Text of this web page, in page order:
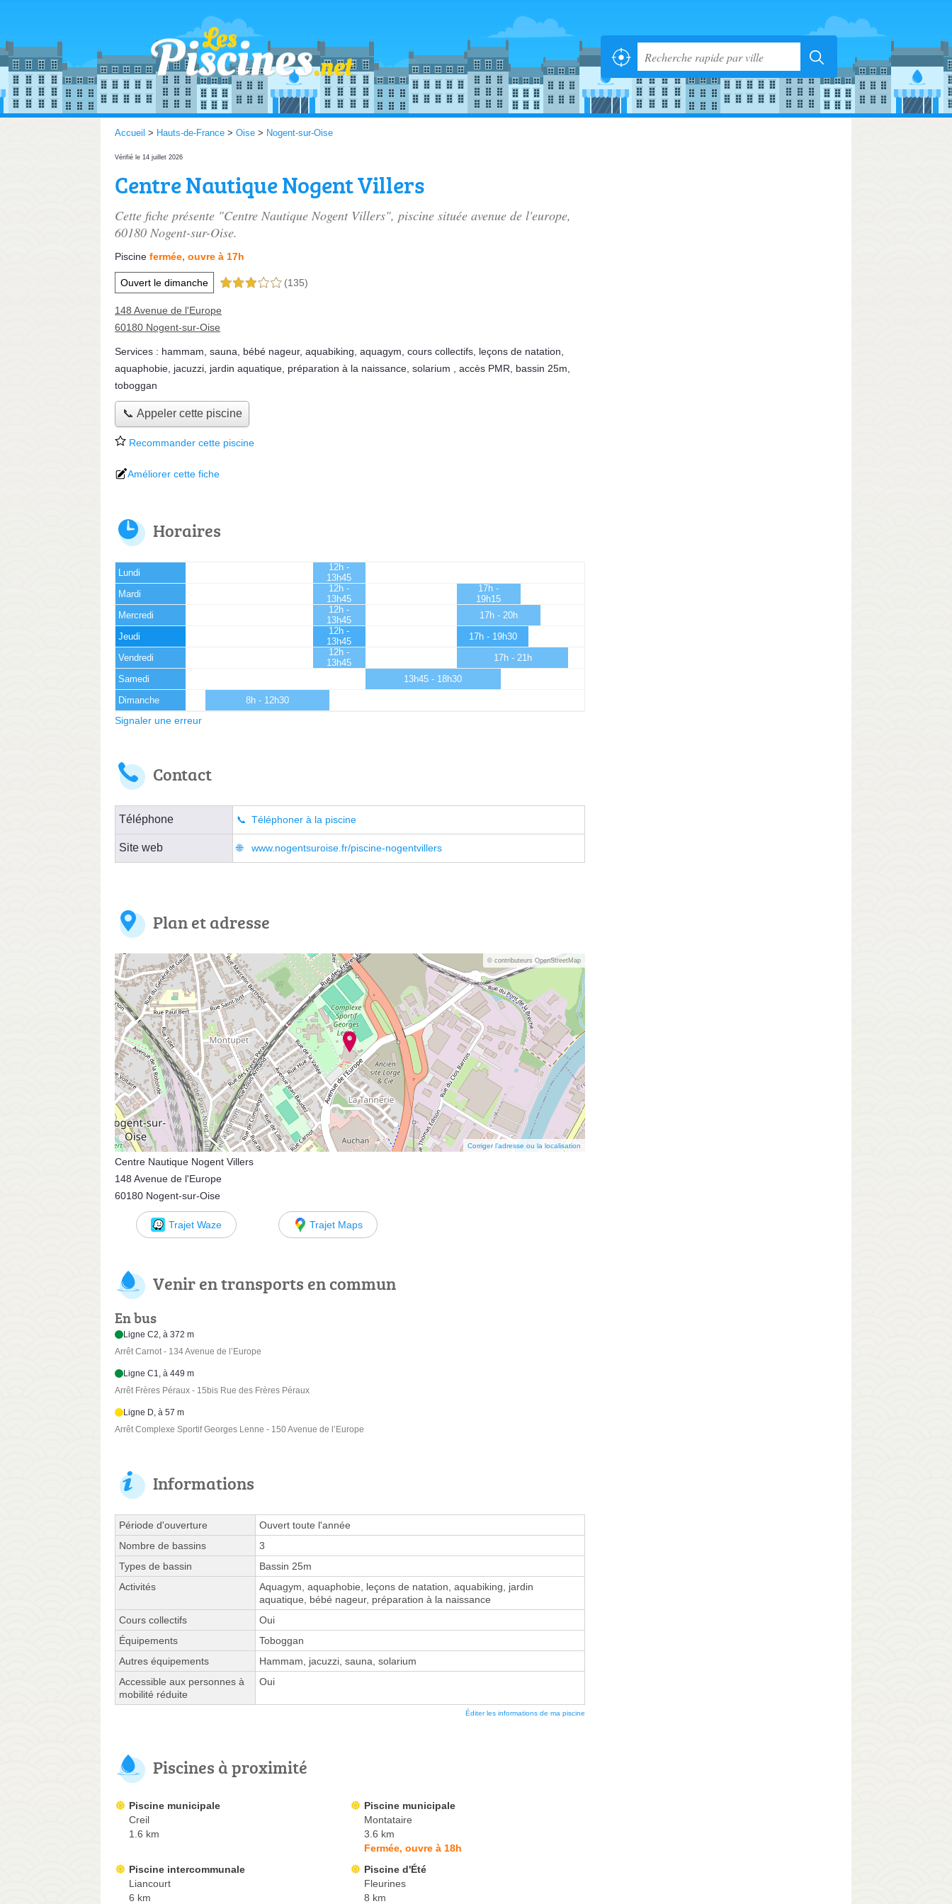
Accueil > Hauts-de-France > Oise > Nogent-sur-Oise
Vérifié le 14 juillet 2026
Centre Nautique Nogent Villers
Cette fiche présente "Centre Nautique Nogent Villers", piscine située avenue de l'europe,
60180 Nogent-sur-Oise.
Piscine fermée, ouvre à 17h
Ouvert le dimanche 3,0 étoiles sur 5 (135)
148 Avenue de l'Europe
60180 Nogent-sur-Oise
Services : hammam sauna bébé nageur, aquabiking aquagym cours collectifs leçons de natation
aquaphobie jacuzzi jardin aquatique préparation à la naissance solarium accès PMR bassin 25m
toboggan
📞 Appeler cette piscine
Recommander cette piscine
Améliorer cette fiche
Horaires
Lundi
12h -
13h45
Mardi
12h -
13h45
17h -
19h15
Mercredi
12h -
13h45
17h - 20h
Jeudi
12h -
13h45
17h - 19h30
Vendredi
12h -
13h45
17h - 21h
Samedi 13h45 - 18h30
Dimanche 8h - 12h30
Signaler une erreur
Contact
Téléphone Téléphoner à la piscine
Site web www.nogentsuroise.fr/piscine-nogentvillers
Plan et adresse
© contributeurs OpenStreetMap
Corriger l’adresse ou la localisation
Centre Nautique Nogent Villers
148 Avenue de l'Europe
60180 Nogent-sur-Oise
Trajet Waze Trajet Maps
Venir en transports en commun
En bus
Ligne C2, à 372 m
Arrêt Carnot - 134 Avenue de l’Europe
Ligne C1, à 449 m
Arrêt Frères Péraux - 15bis Rue des Frères Péraux
Ligne D, à 57 m
Arrêt Complexe Sportif Georges Lenne - 150 Avenue de l’Europe
Informations
Période d'ouverture
Ouvert toute l'année
Nombre de bassins
3
Types de bassin
Bassin 25m
Activités
Aquagym, aquaphobie, leçons de natation, aquabiking, jardin
aquatique, bébé nageur, préparation à la naissance
Cours collectifs
Oui
Équipements
Toboggan
Autres équipements
Hammam, jacuzzi, sauna, solarium
Accessible aux personnes à
mobilité réduite
Oui
Éditer les informations de ma piscine
Piscines à proximité
Piscine municipale
Creil
1.6 km
Piscine municipale
Montataire
3.6 km
Fermée, ouvre à 18h
Piscine intercommunale
Liancourt
6 km
Piscine d'Été
Fleurines
8 km